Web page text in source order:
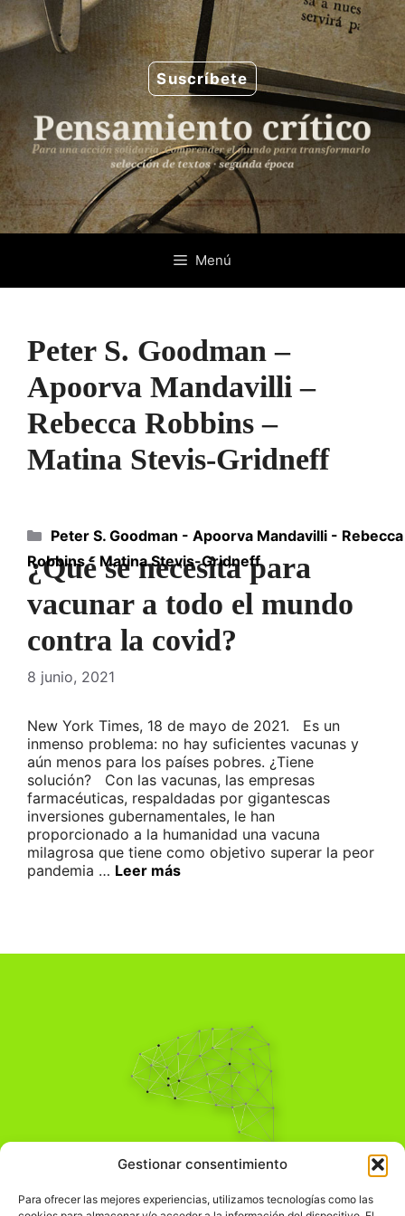
Gestionar consentimiento
Para ofrecer las mejores experiencias, utilizamos tecnologías como las
Saltar
al
contenido
Suscríbete
Menú
Peter S. Goodman –
Apoorva Mandavilli –
Rebecca Robbins –
Matina Stevis-Gridneff
¿Qué se necesita para
vacunar a todo el mundo
contra la covid?
8 junio, 2021
New York Times, 18 de mayo de 2021. Es un
inmenso problema: no hay suficientes vacunas y
aún menos para los países pobres. ¿Tiene
solución? Con las vacunas, las empresas
farmacéuticas, respaldadas por gigantescas
inversiones gubernamentales, le han
proporcionado a la humanidad una vacuna
milagrosa que tiene como objetivo superar la peor
pandemia … Leer más
Categorías
Peter S. Goodman - Apoorva Mandavilli - Rebecca
Robbins - Matina Stevis-Gridneff
Pensamiento Crítico
Comprender el mundo para transformarlo.